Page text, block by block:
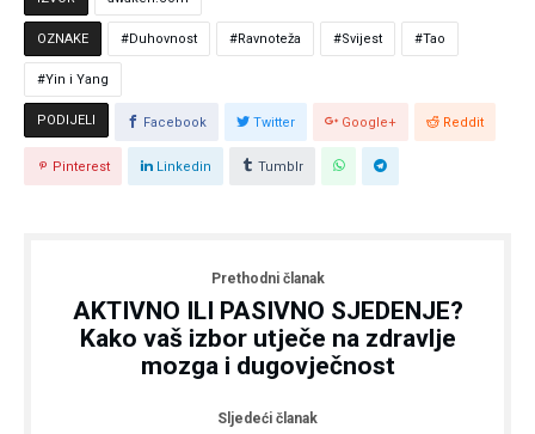
OZNAKE Duhovnost Ravnoteža Svijest Tao
Yin i Yang
PODIJELI Facebook Twitter Google+ Reddit
Pinterest Linkedin Tumblr
Prethodni članak
AKTIVNO ILI PASIVNO SJEDENJE?
Kako vaš izbor utječe na zdravlje
mozga i dugovječnost
Sljedeći članak